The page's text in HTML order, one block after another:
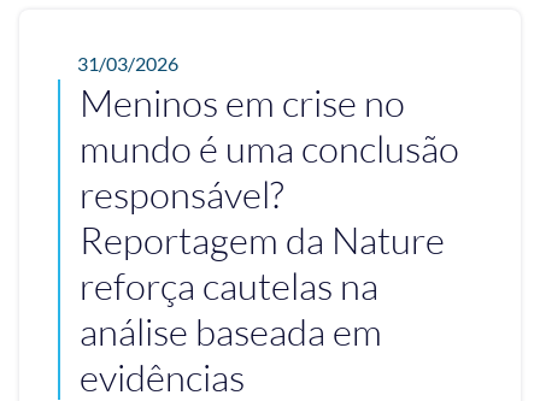
31/03/2026
Meninos em crise no
mundo é uma conclusão
responsável?
Reportagem da Nature
reforça cautelas na
análise baseada em
evidências